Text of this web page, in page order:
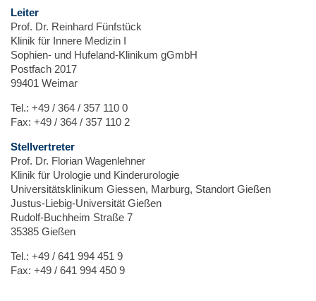
Leiter
Prof. Dr. Reinhard Fünfstück
Klinik für Innere Medizin I
Sophien- und Hufeland-Klinikum gGmbH
Postfach 2017
99401 Weimar
Tel.: +49 / 364 / 357 110 0
Fax: +49 / 364 / 357 110 2
Stellvertreter
Prof. Dr. Florian Wagenlehner
Klinik für Urologie und Kinderurologie
Universitätsklinikum Giessen, Marburg, Standort Gießen
Justus-Liebig-Universität Gießen
Rudolf-Buchheim Straße 7
35385 Gießen
Tel.: +49 / 641 994 451 9
Fax: +49 / 641 994 450 9